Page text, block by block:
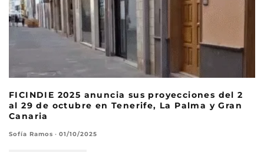
FICINDIE 2025 anuncia sus proyecciones del 2
al 29 de octubre en Tenerife, La Palma y Gran
Canaria
Sofía Ramos · 01/10/2025